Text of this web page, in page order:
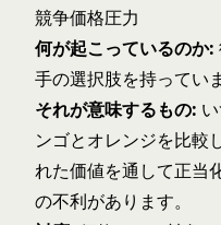
競争価格圧力
何が起こっているのか:
手の選択肢を持っていま
それが意味するもの:
ンゴとオレンジを比較
れた価値を通して正当
の不利があります。